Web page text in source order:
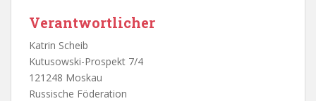
Verantwortlicher
Katrin Scheib
Kutusowski-Prospekt 7/4
121248 Moskau
Russische Föderation